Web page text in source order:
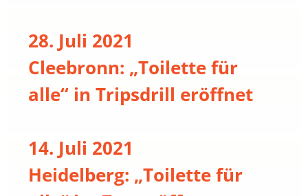
28. Juli 2021
Cleebronn: „Toilette für
alle“ in Tripsdrill eröffnet
14. Juli 2021
Heidelberg: „Toilette für